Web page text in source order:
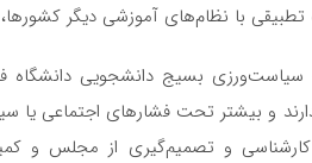
با نظام‌های آموزشی دیگر
بسیج دانشجویی دانشگاه
و بیشتر تحت فشارهای اجتماعی یا
و تصمیم‌گیری از مجلس و